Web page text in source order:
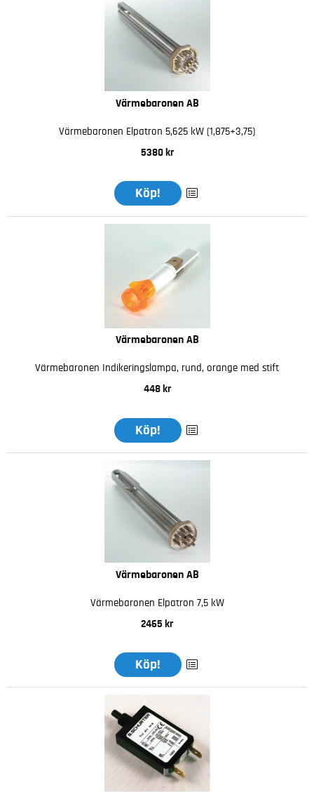
Värmebaronen AB
Värmebaronen Elpatron 5,625 kW (1,875+3,75)
5380 kr
Köp!
Värmebaronen AB
Värmebaronen Indikeringslampa, rund, orange med stift
448 kr
Köp!
Värmebaronen AB
Värmebaronen Elpatron 7,5 kW
2465 kr
Köp!